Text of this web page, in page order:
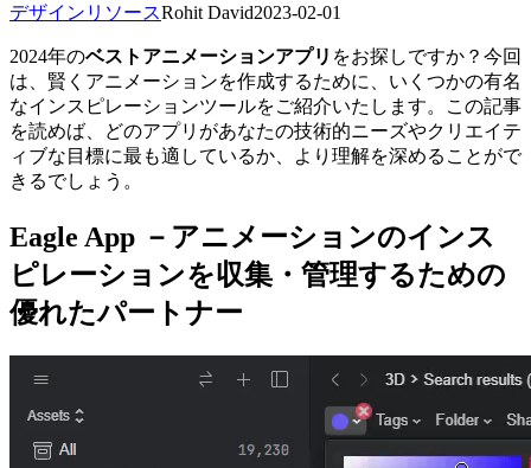
デザインリソースRohit David2023-02-01
2024年のベストアニメーションアプリ をお探しですか？今回
は、賢くアニメーションを作成するために、いくつかの有名
なインスピレーションツールをご紹介いたします。この記事
を読めば、どのアプリがあなたの技術的ニーズやクリエイテ
ィブな目標に最も適しているか、より理解を深めることがで
きるでしょう。
Eagle App －アニメーションのインス
ピレーションを収集・管理するための
優れたパートナー